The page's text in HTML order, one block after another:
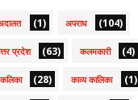
(1) अपराध (104)
प्रदेश (63) कलमकारी (4)
(28) काव्य कालिका (1)